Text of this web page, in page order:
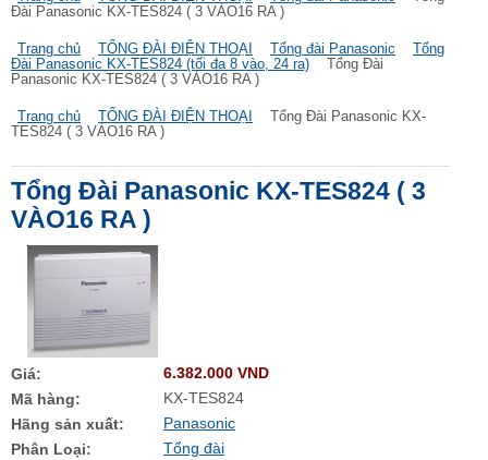
Đài Panasonic KX-TES824 ( 3 VÀO16 RA )
Trang chủ TỔNG ĐÀI ĐIỆN THOẠI Tổng đài Panasonic
Tổng
Đài Panasonic KX-TES824 (tối đa 8 vào, 24 ra)
Tổng Đài
Panasonic KX-TES824 ( 3 VÀO16 RA )
Trang chủ TỔNG ĐÀI ĐIỆN THOẠI
Tổng Đài Panasonic KX-
TES824 ( 3 VÀO16 RA )
Tổng Đài Panasonic KX-TES824 ( 3
VÀO16 RA )
Giá:
6.382.000 VND
Mã hàng:
KX-TES824
Hãng sản xuất:
Panasonic
Phân Loại:
Tổng đài